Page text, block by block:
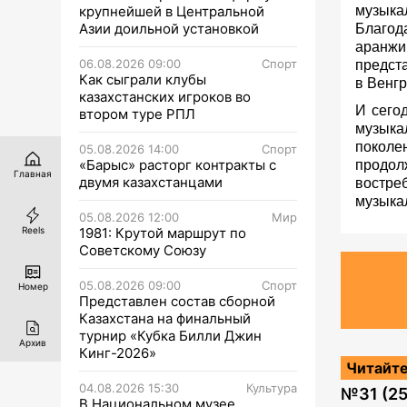
крупнейшей в Центральной
Азии доильной установкой
06.08.2026 09:00 Спорт
Как сыграли клубы
казахстанских игроков во
втором туре РПЛ
05.08.2026 14:00 Спорт
«Барыс» расторг контракты с
двумя казахстанцами
05.08.2026 12:00 Мир
1981: Крутой маршрут по
Советскому Союзу
05.08.2026 09:00 Спорт
Представлен состав сборной
Казахстана на финальный
турнир «Кубка Билли Джин
Кинг-2026»
04.08.2026 15:30 Культура
В Национальном музее
в
И
№31
Главная
Reels
Номер
Архив